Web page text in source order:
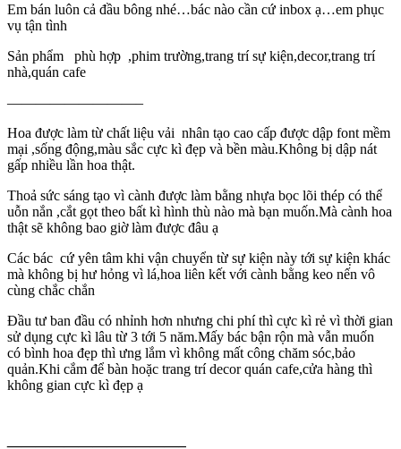
Em bán luôn cả đầu bông nhé…bác nào cần cứ inbox ạ…em phục
vụ tận tình
Sản phẩm phù hợp ,phim trường,trang trí sự kiện,decor,trang trí
nhà,quán cafe
—————————–
Hoa được làm từ chất liệu vải nhân tạo cao cấp được dập font mềm
mại ,sống động,màu sắc cực kì đẹp và bền màu.Không bị dập nát
gấp nhiều lần hoa thật.
Thoả sức sáng tạo vì cành được làm bằng nhựa bọc lõi thép có thể
uỗn nắn ,cắt gọt theo bất kì hình thù nào mà bạn muốn.Mà cành hoa
thật sẽ không bao giờ làm được đâu ạ
Các bác cứ yên tâm khi vận chuyển từ sự kiện này tới sự kiện khác
mà không bị hư hỏng vì lá,hoa liên kết với cành bằng keo nến vô
cùng chắc chắn
Đầu tư ban đầu có nhỉnh hơn nhưng chi phí thì cực kì rẻ vì thời gian
sử dụng cực kì lâu từ 3 tới 5 năm.Mấy bác bận rộn mà vẫn muốn
có bình hoa đẹp thì ưng lắm vì không mất công chăm sóc,bảo
quản.Khi cắm để bàn hoặc trang trí decor quán cafe,cửa hàng thì
không gian cực kì đẹp ạ
————————————–